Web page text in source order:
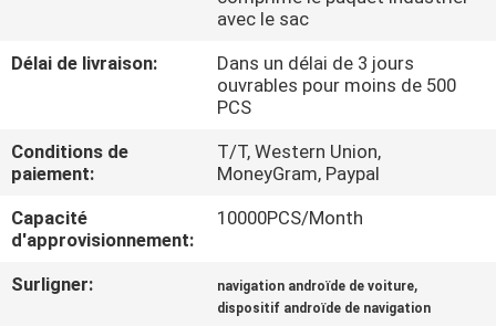
NOUVELLES
CAS
avec le sac
Délai de livraison:
Dans un délai de 3 jours
ouvrables pour moins de 500
PCS
Conditions de
paiement:
T/T, Western Union,
MoneyGram, Paypal
Capacité
d'approvisionnement:
10000PCS/Month
Surligner: navigation androïde de voiture,
dispositif androïde de navigation